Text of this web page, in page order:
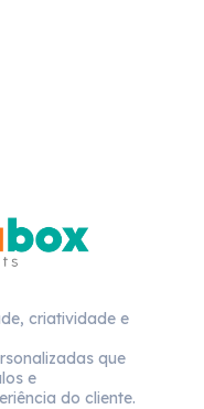
criatividade e
que
e
do cliente.